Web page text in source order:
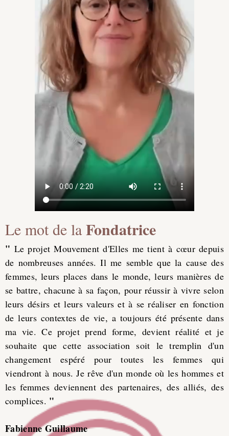
Le mot de laFondatrice
" Le projet Mouvement d'Elles me tient à cœur depuis
de nombreuses années. Il me semble que la cause des
femmes, leurs places dans le monde, leurs manières de
se battre, chacune à sa façon, pour réussir à vivre selon
leurs désirs et leurs valeurs et à se réaliser en fonction
de leurs contextes de vie, a toujours été présente dans
ma vie. Ce projet prend forme, devient réalité et je
souhaite que cette association soit le tremplin d'un
changement espéré pour toutes les femmes qui
viendront à nous. Je rêve d'un monde où les hommes et
les femmes deviennent des partenaires, des alliés, des
complices. "
Fabienne Guillaume